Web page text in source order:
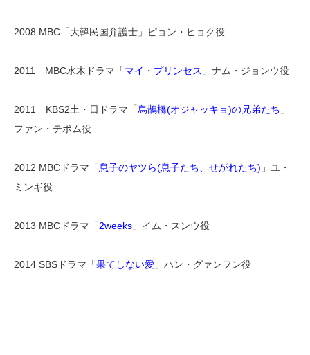
2008 MBC「大韓民国弁護士」ピョン・ヒョク役
2011 MBC水木ドラマ「マイ・プリンセス 」ナム・ジョンウ役
2011 KBS2土・日ドラマ「烏鵲橋(オジャッキョ)の兄弟たち 」
ファン・テボム役
2012 MBCドラマ「息子のヤツら(息子たち、せがれたち) 」ユ・
ミンギ役
2013 MBCドラマ「2weeks 」イム・スンウ役
2014 SBSドラマ「果てしない愛 」ハン・グァンフン役